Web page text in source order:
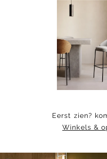
Eerst zien?
Winkels &